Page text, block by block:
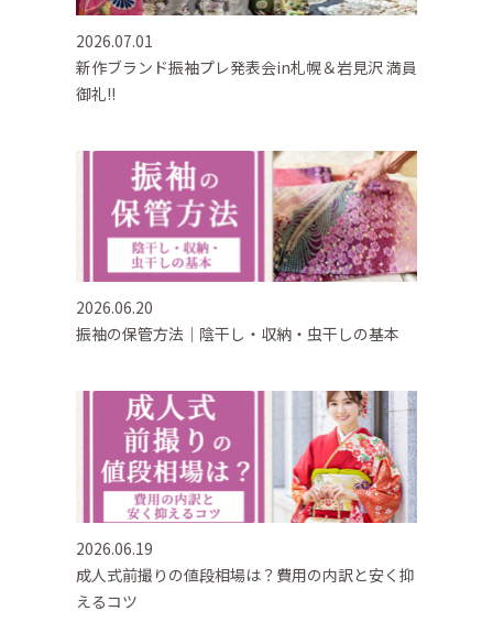
2026.07.01
新作ブランド振袖プレ発表会in札幌＆岩見沢 満員
御礼!!
2026.06.20
振袖の保管方法｜陰干し・収納・虫干しの基本
2026.06.19
成人式前撮りの値段相場は？費用の内訳と安く抑
えるコツ